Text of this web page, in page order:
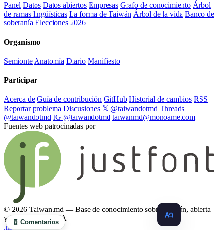
Panel Datos Datos abiertos Empresas Grafo de conocimiento Árbol
de ramas lingüísticas La forma de Taiwán Árbol de la vida Banco de
soberanía Elecciones 2026
Organismo
Semionte Anatomía Diario Manifiesto
Participar
Acerca de Guía de contribución GitHub Historial de cambios RSS
Reportar problema Discusiones 𝕏 @taiwandotmd Threads
@taiwandotmd IG @taiwandotmd taiwanmd@monoame.com
Fuentes web patrocinadas por
© 2026 Taiwan.md — Base de conocimiento sobre Taiwán, abierta
y compatible con IA
.md
🧬 Comentarios